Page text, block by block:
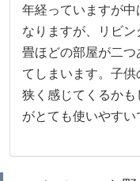
年経っていますが
なりますが、リビ
畳ほどの部屋が二
てしまいます。子
狭く感じてくるか
がとても使いやすい